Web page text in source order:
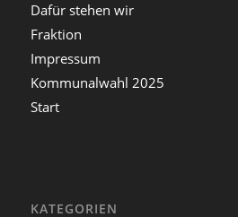
Dafür stehen wir
Fraktion
Impressum
Kommunalwahl 2025
Start
KATEGORIEN